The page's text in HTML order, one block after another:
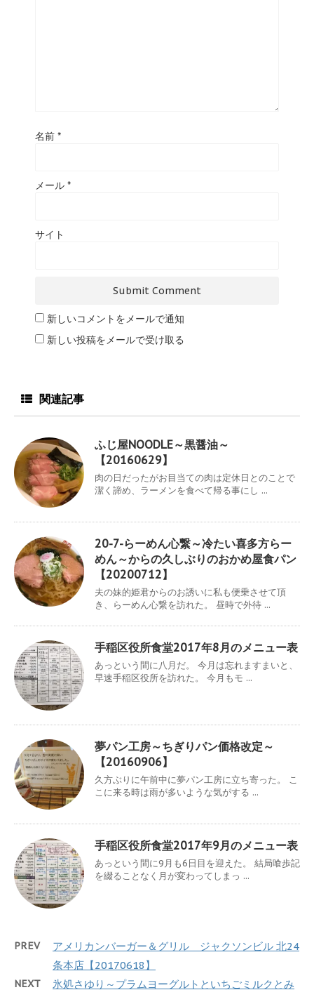
名前 *
メール *
サイト
新しいコメントをメールで通知
新しい投稿をメールで受け取る
関連記事
ふじ屋NOODLE～黒醤油～
【20160629】
肉の日だったがお目当ての肉は定休日とのことで
潔く諦め、ラーメンを食べて帰る事にし ...
20-7-らーめん心繋～冷たい喜多方らー
めん～からの久しぶりのおかめ屋食パン
【20200712】
夫の妹的姫君からのお誘いに私も便乗させて頂
き、らーめん心繋を訪れた。 昼時で外待 ...
手稲区役所食堂2017年8月のメニュー表
あっという間に八月だ。 今月は忘れますまいと、
早速手稲区役所を訪れた。 今月もモ ...
夢パン工房～ちぎりパン価格改定～
【20160906】
久方ぶりに午前中に夢パン工房に立ち寄った。 こ
こに来る時は雨が多いような気がする ...
手稲区役所食堂2017年9月のメニュー表
あっという間に9月も6日目を迎えた。 結局喰歩記
を綴ることなく月が変わってしまっ ...
PREV
アメリカンバーガー＆グリル ジャクソンビル 北24
条本店【20170618】
NEXT
氷処さゆり～プラムヨーグルトといちごミルクとみ